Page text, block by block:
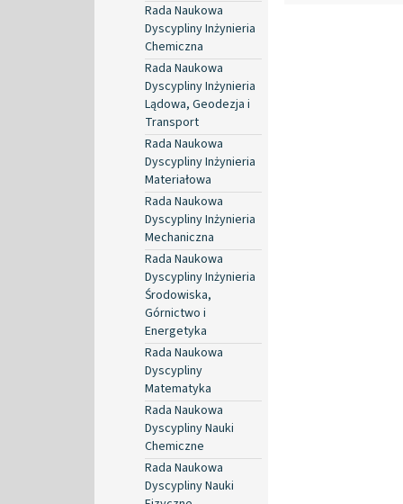
Rada Naukowa
Dyscypliny Inżynieria
Chemiczna
Rada Naukowa
Dyscypliny Inżynieria
Lądowa, Geodezja i
Transport
Rada Naukowa
Dyscypliny Inżynieria
Materiałowa
Rada Naukowa
Dyscypliny Inżynieria
Mechaniczna
Rada Naukowa
Dyscypliny Inżynieria
Środowiska,
Górnictwo i
Energetyka
Rada Naukowa
Dyscypliny
Matematyka
Rada Naukowa
Dyscypliny Nauki
Chemiczne
Rada Naukowa
Dyscypliny Nauki